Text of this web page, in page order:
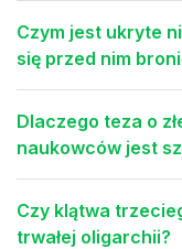
Czym jest ukryte
się przed nim
Dlaczego teza o
naukowców jest
Czy klątwa
trwałej oligarchii?